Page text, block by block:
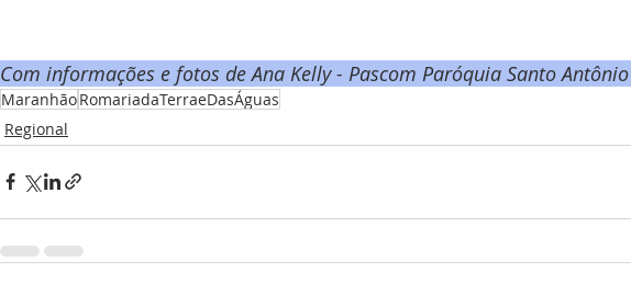
Com informações e fotos de Ana Kelly - Pascom Paróquia Santo
MaranhãoRomariadaTerraeDasÁguas
Regional